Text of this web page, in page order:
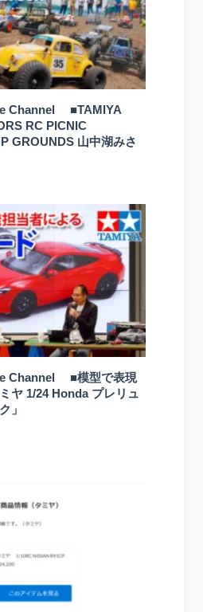
Channel ■TAMIYA
RC PICNIC
GROUNDS 山中湖みさ
Channel ■模型で表現
ヤ 1/24 Honda プレリュ
」